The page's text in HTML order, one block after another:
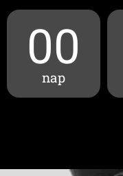
00
nap